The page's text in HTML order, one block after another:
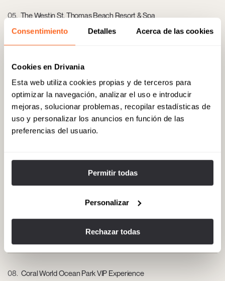
Consentimiento Detalles Acerca de las cookies
Cookies en Drivania
Esta web utiliza cookies propias y de terceros para
optimizar la navegación, analizar el uso e introducir
mejoras, solucionar problemas, recopilar estadísticas de
uso y personalizar los anuncios en función de las
preferencias del usuario.
Permitir todas
Personalizar
Rechazar todas
05 The Westin St. Thomas Beach Resort & Spa
Hotel de categoría superior con acceso directo a la playa, spa de
Palm Passage – Boutique Alley
Paseo comercial cubierto junto al muelle con boutiques de diseño,
relojerías premium y ambiente para compras selectas en entorno
turístico de lujo. Dirección: Palm Passage, Charlotte Amalie, St.
07 Mountain Top Lounge & Terrace
Mirador exclusivo sobre St. Thomas con vistas panorámicas,
eventos al atardecer. Dirección: 6500 Mountain Top Estate, St.
Thomas, Islas Vírgenes, EE.UU.
08 Coral World Ocean Park VIP Experience